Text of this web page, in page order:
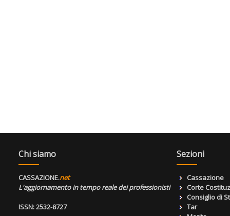
Chi siamo
CASSAZIONE.net
L'aggiornamento in tempo reale dei professionisti
ISSN: 2532-8727
Sezioni
Cassazione
Corte
Consiglio di
Tar